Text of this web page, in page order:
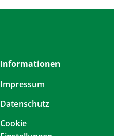
Informationen
Impressum
Datenschutz
Cookie